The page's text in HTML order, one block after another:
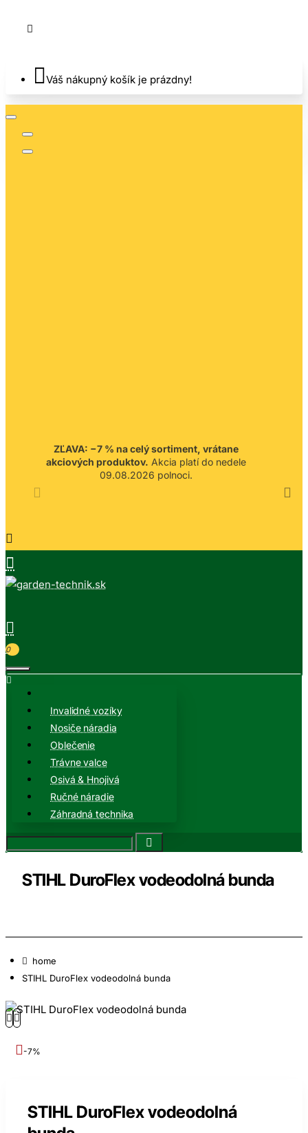
Váš nákupný košík je prázdny!
ZĽAVA: −7 % na celý sortiment, vrátane
akciových produktov. Akcia platí do nedele
09.08.2026 polnoci.
0
Invalidné vozíky
Nosiče náradia
Oblečenie
Trávne valce
Osivá & Hnojivá
Ručné náradie
Záhradná technika
STIHL DuroFlex vodeodolná bunda
home
STIHL DuroFlex vodeodolná bunda
-7%
STIHL DuroFlex vodeodolná